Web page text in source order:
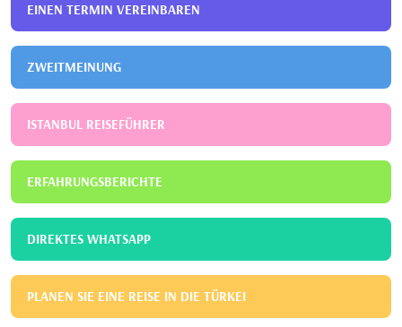
EINEN TERMIN VEREINBAREN
ZWEITMEINUNG
ISTANBUL REISEFÜHRER
ERFAHRUNGSBERICHTE
DIREKTES WHATSAPP
PLANEN SIE EINE REISE IN DIE TÜRKEI